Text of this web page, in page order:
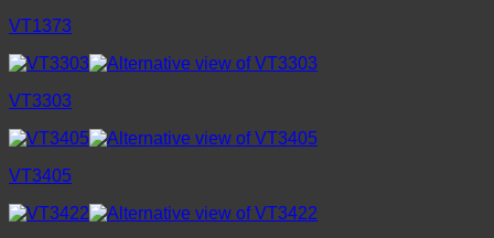
VT1373
VT3303
VT3405